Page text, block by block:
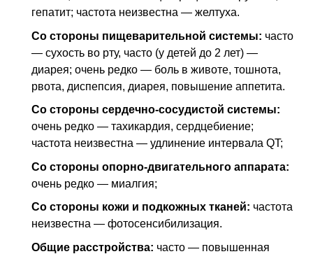
гепатит; частота неизвестна — желтуха.
Со стороны пищеварительной системы: часто
— сухость во рту, часто (у детей до 2 лет) —
диарея; очень редко — боль в животе, тошнота,
рвота, диспепсия, диарея, повышение аппетита.
Со стороны сердечно-сосудистой системы:
очень редко — тахикардия, сердцебиение;
частота неизвестна — удлинение интервала QT;
Со стороны опорно-двигательного аппарата:
очень редко — миалгия;
Со стороны кожи и подкожных тканей: частота
неизвестна — фотосенсибилизация.
Общие расстройства: часто — повышенная